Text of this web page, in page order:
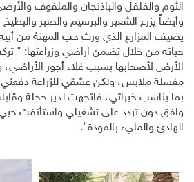
الثوم والفلفل والباذنجان والملفوف
وأيضاً يزرع الشعير والبرسيم والصبر والبطيخ
يضيف المزارع الذي ورث حب المهنة من
حياته من خلال تضمن اراضي وزراعتها: "
الأرض لأصحابها بسبب غلاء أجور
مغسلة ملابس، ولكن عشقي للزراعة
بما يناسب خبراتي، فاتجهت لدير حجلة
وافق دون تردد على تشغيلي واستأنفت حبي
الهادئ والمليء بالمودة".